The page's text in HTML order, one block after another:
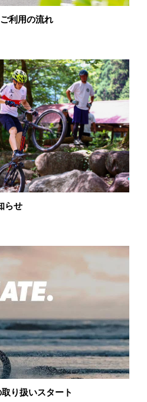
利用の流れ
らせ
り扱いスタート